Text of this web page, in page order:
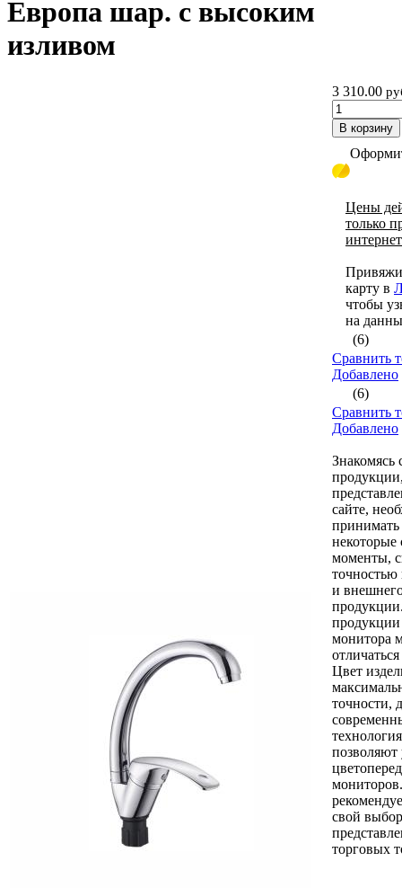
Европа шар. с высоким
изливом
3 310.00
В корзину
Цены
только
карту в
чтобы
на
(6)
Сравнить
Добавлено
(6)
Сравнить
Добавлено
Знакомясь
сайте,
некоторые
моменты,
точностью
и
продукции
монитора
Цвет
точности,
позволяют
свой
торговых